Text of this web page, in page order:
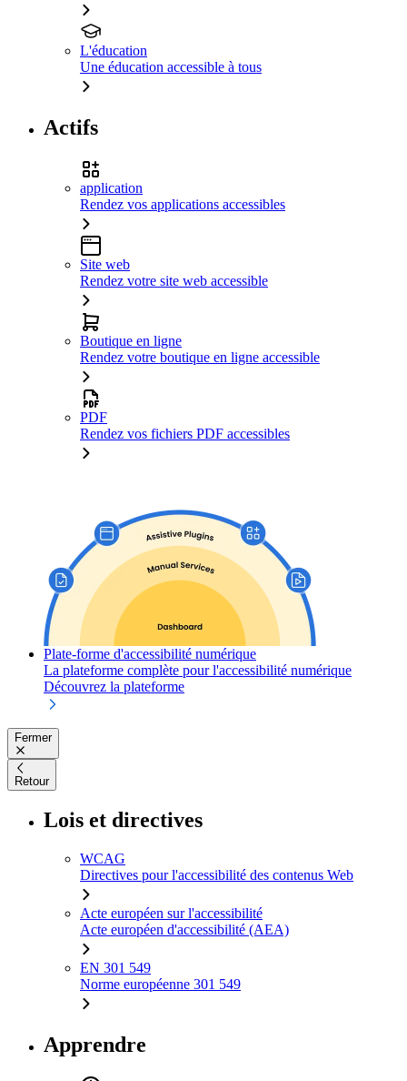
L'éducation
Une éducation accessible à tous
Actifs
application
Rendez vos applications accessibles
Site web
Rendez votre site web accessible
Boutique en ligne
Rendez votre boutique en ligne accessible
PDF
Rendez vos fichiers PDF accessibles
Plate-forme d'accessibilité numérique
La plateforme complète pour l'accessibilité numérique
Découvrez la plateforme
Fermer
Retour
Lois et directives
WCAG
Directives pour l'accessibilité des contenus Web
Acte européen sur l'accessibilité
Acte européen d'accessibilité (AEA)
EN 301 549
Norme européenne 301 549
Apprendre